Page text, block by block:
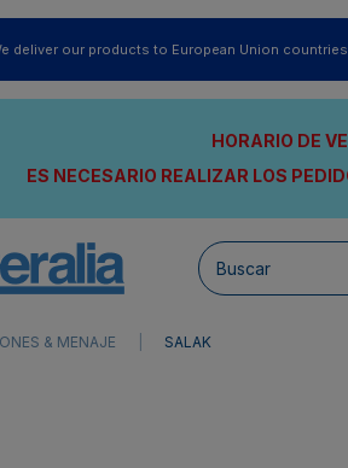
deliver our products to European Union
HORARIO DE
ES NECESARIO REALIZAR LOS
& MENAJE SALAK